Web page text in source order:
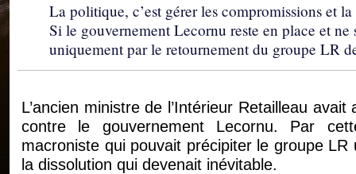
La politique, c’est gérer les compromissions et
Si le gouvernement Lecornu reste en place et ne
uniquement par le retournement du groupe LR
L’ancien ministre de l’Intérieur Retailleau
contre le gouvernement Lecornu. Par
macroniste qui pouvait précipiter le groupe
la dissolution qui devenait inévitable.